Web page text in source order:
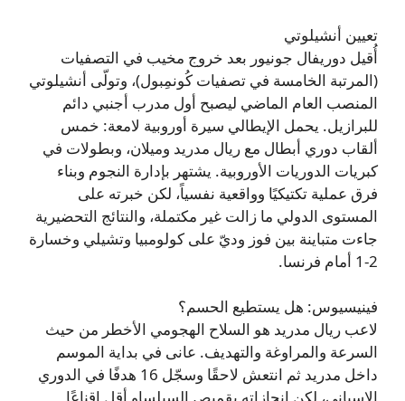
تعيين أنشيلوتي
أُقيل دوريفال جونيور بعد خروج مخيب في التصفيات
(المرتبة الخامسة في تصفيات كُونمِبول)، وتولّى أنشيلوتي
المنصب العام الماضي ليصبح أول مدرب أجنبي دائم
للبرازيل. يحمل الإيطالي سيرة أوروبية لامعة: خمس
ألقاب دوري أبطال مع ريال مدريد وميلان، وبطولات في
كبريات الدوريات الأوروبية. يشتهر بإدارة النجوم وبناء
فرق عملية تكتيكيًا وواقعية نفسياً، لكن خبرته على
المستوى الدولي ما زالت غير مكتملة، والنتائج التحضيرية
جاءت متباينة بين فوز وديّ على كولومبيا وتشيلي وخسارة
2-1 أمام فرنسا.
فينيسيوس: هل يستطيع الحسم؟
لاعب ريال مدريد هو السلاح الهجومي الأخطر من حيث
السرعة والمراوغة والتهديف. عانى في بداية الموسم
داخل مدريد ثم انتعش لاحقًا وسجّل 16 هدفًا في الدوري